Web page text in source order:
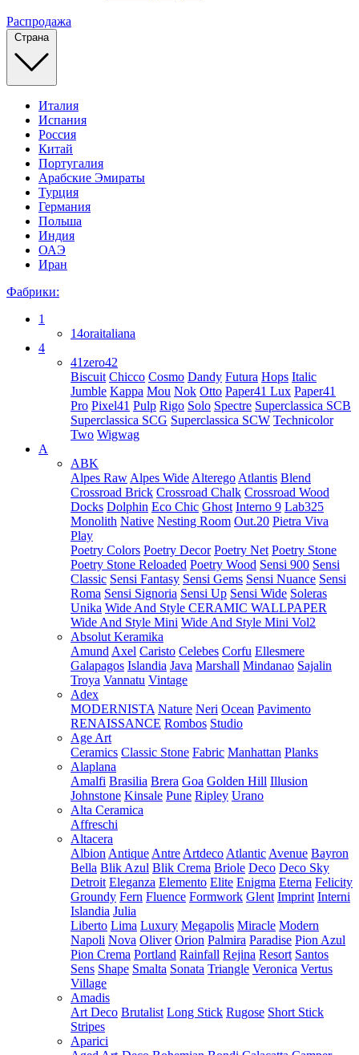
Распродажа
Страна
Италия
Испания
Россия
Китай
Португалия
Арабские Эмираты
Турция
Германия
Польша
Индия
ОАЭ
Иран
Фабрики:
1
14oraitaliana
4
41zero42
Biscuit Chicco Cosmo Dandy Futura Hops Italic
Jumble Kappa Mou Nok Otto Paper41 Lux Paper41
Pro Pixel41 Pulp Rigo Solo Spectre Superclassica SCB
Superclassica SCG Superclassica SCW Technicolor
Two Wigwag
A
ABK
Alpes Raw Alpes Wide Alterego Atlantis Blend
Crossroad Brick Crossroad Chalk Crossroad Wood
Docks Dolphin Eco Chic Ghost Interno 9 Lab325
Monolith Native Nesting Room Out.20 Pietra Viva
Play
Poetry Colors Poetry Decor Poetry Net Poetry Stone
Poetry Stone Reloaded Poetry Wood Sensi 900 Sensi
Classic Sensi Fantasy Sensi Gems Sensi Nuance Sensi
Roma Sensi Signoria Sensi Up Sensi Wide Soleras
Unika Wide And Style CERAMIC WALLPAPER
Wide And Style Mini Wide And Style Mini Vol2
Absolut Keramika
Amund Axel Caristo Celebes Corfu Ellesmere
Galapagos Islandia Java Marshall Mindanao Sajalin
Troya Vannatu Vintage
Adex
MODERNISTA Nature Neri Ocean Pavimento
RENAISSANCE Rombos Studio
Age Art
Ceramics Classic Stone Fabric Manhattan Planks
Alaplana
Amalfi Brasilia Brera Goa Golden Hill Illusion
Johnstone Kinsale Pune Ripley Urano
Alta Ceramica
Affreschi
Altacera
Albion Antique Antre Artdeco Atlantic Avenue Bayron
Bella Blik Azul Blik Crema Briole Deco Deco Sky
Detroit Eleganza Elemento Elite Enigma Eterna Felicity
Groundy Fern Fluence Formwork Glent Imprint Interni
Islandia Julia
Liberto Lima Luxury Megapolis Miracle Modern
Napoli Nova Oliver Orion Palmira Paradise Pion Azul
Pion Crema Portland Rainfall Rejina Resort Santos
Sens Shape Smalta Sonata Triangle Veronica Vertus
Village
Amadis
Art Deco Brutalist Long Stick Rugose Short Stick
Stripes
Aparici